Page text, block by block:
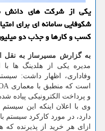
یكی از شركت های دانش
شكوفایی سامانه ای برای
كسب و كارها و جذب دو
به گزارش مسیرساز به نقل
مدیره یکی از هلدینگ ها
وفاداری، اظهار داشت:
است که منطبق با معماری SOA پیاده سازی در حوزه
و پرداخت الکترونیکی پیاده
وی با اعلان اینکه این سیستم
دارد، در مورد کارکرد سیستم
ازای هر خرید از پذیرنده